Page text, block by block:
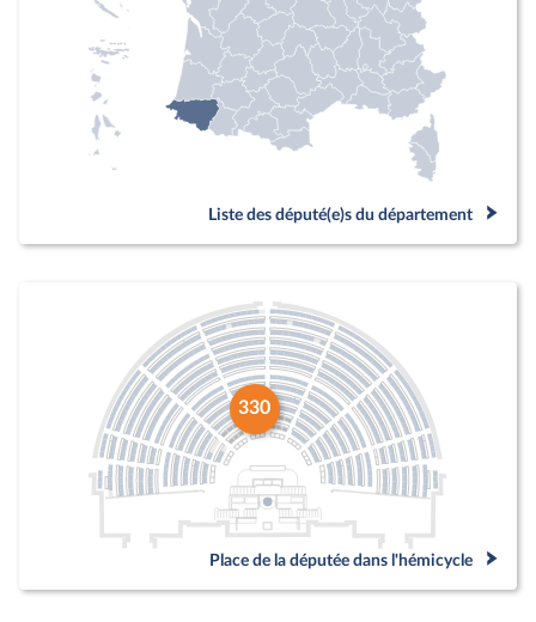
Liste des député(e)s du département
330
Place de la députée dans l'hémicycle